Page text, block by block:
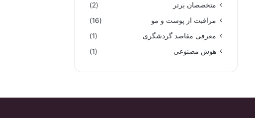
متخصصان برتر
(2)
مراقبت از پوست و مو
(16)
معرفی مقاصد گردشگری
(1)
هوش مصنوعی
(1)